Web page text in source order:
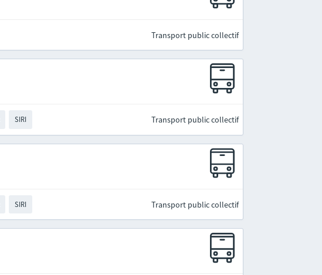
Transport public collectif
SIRI Transport public collectif
SIRI Transport public collectif